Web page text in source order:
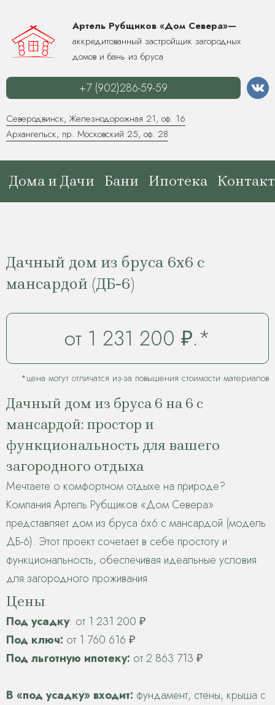
Артель Рубщиков «Дом Севера»—
аккредитованный застройщик загородных
домов и бань из бруса
+7 (902)286-59-59
Северодвинск, Железнодорожная 21, оф. 16
Архангельск, пр. Московский 25, оф. 28
Дома и Дачи Бани Ипотека
Дачный дом из бруса 6х6 с
мансардой (ДБ-6)
от 1 231 200 ₽.*
*цена могут отличатся из-за повышения стоимости материалов
Дачный дом из бруса 6 на 6 с
мансардой: простор и
функциональность для вашего
загородного отдыха
Мечтаете о комфортном отдыхе на природе?
Компания Артель Рубщиков «Дом Севера»
представляет дом из бруса 6х6 с мансардой (модель
ДБ-6). Этот проект сочетает в себе простоту и
функциональность, обеспечивая идеальные условия
для загородного проживания.
Цены
Под усадку: от 1 231 200 ₽
Под ключ: от 1 760 616 ₽
Под льготную ипотеку: от 2 863 713 ₽
В «под усадку» входит: фундамент, стены, крыша с